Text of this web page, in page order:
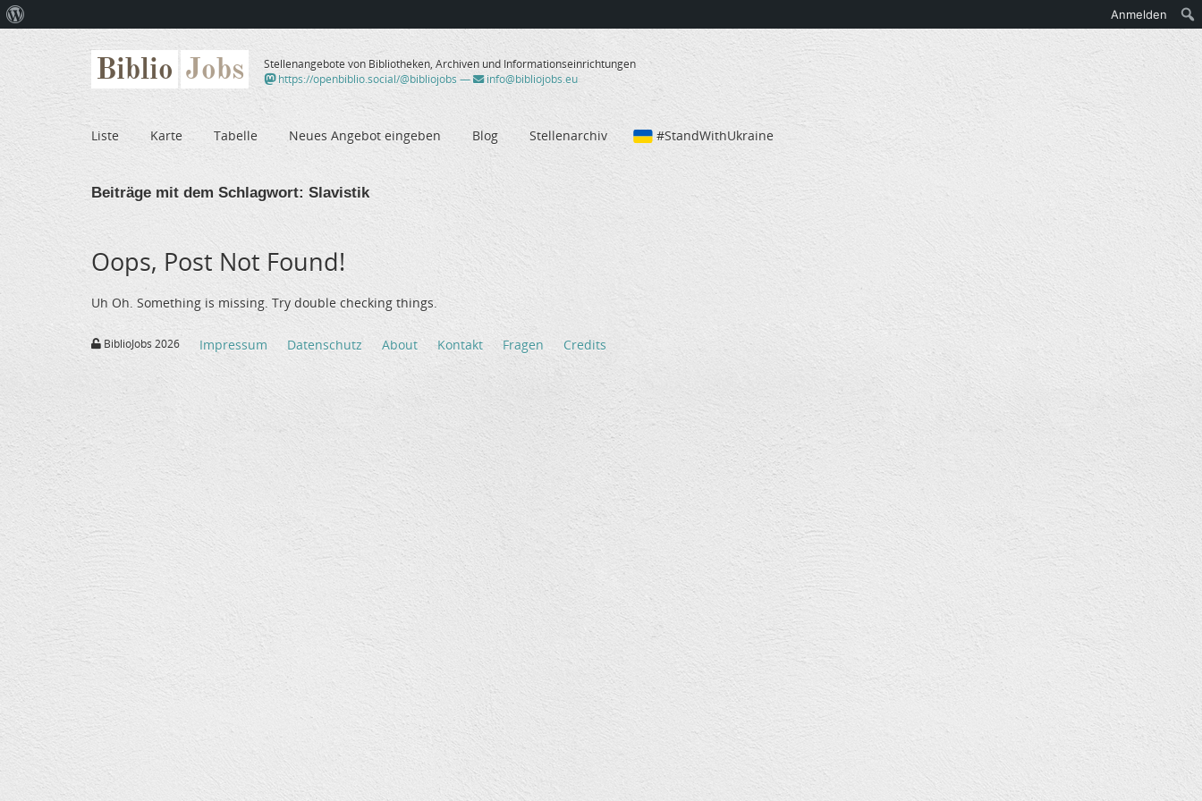
Biblio Jobs
Stellenangebote von Bibliotheken, Archiven und Informationseinrichtungen
https://openbiblio.social/@bibliojobs — info@bibliojobs.eu
Liste Karte Tabelle Neues Angebot eingeben Blog Stellenarchiv #StandWithUkraine
Beiträge mit dem Schlagwort: Slavistik
Oops, Post Not Found!
Uh Oh. Something is missing. Try double checking things.
BiblioJobs 2026 Impressum Datenschutz About Kontakt Fragen Credits
WordPress
Anmelden